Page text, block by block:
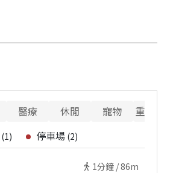
醫療 休閒 寵物
重要設施
(1) 停車場 (2)
1分鐘 /86m